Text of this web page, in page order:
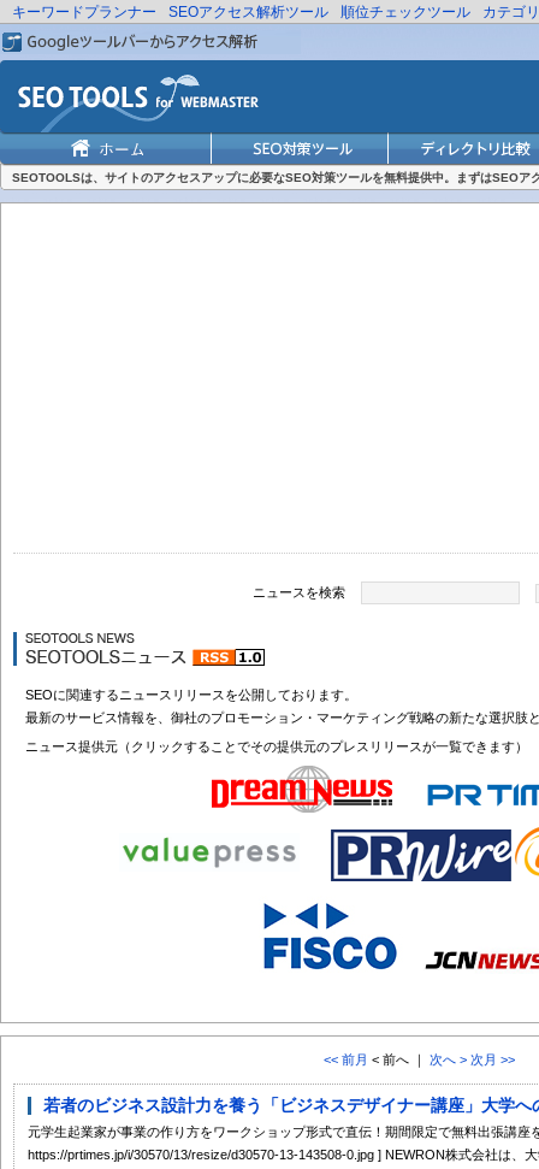
キーワードプランナー SEOアクセス解析ツール 順位チェックツール カテゴ
SEOTOOLSは、サイトのアクセスアップに必要なSEO対策ツールを無料提供中。まずはSEOア
ニュースを検索
SEOに関連するニュースリリースを公開しております。
最新のサービス情報を、御社のプロモーション・マーケティング戦略の新たな選択肢
ニュース提供元（クリックすることでその提供元のプレスリリースが一覧できます）
<< 前月 < 前へ ｜ 次へ > 次月 >>
若者のビジネス設計力を養う「ビジネスデザイナー講座」大学へ
元学生起業家が事業の作り方をワークショップ形式で直伝！期間限定で無料出張講座
https://prtimes.jp/i/30570/13/resize/d30570-13-143508-0.jpg ] NEWRON株式会社は、